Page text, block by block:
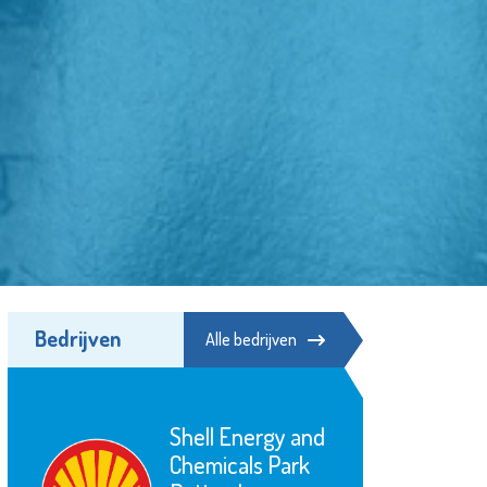
Bedrijven Alle bedrijven
Fonds Schiedam
Vlaardingen e.o.